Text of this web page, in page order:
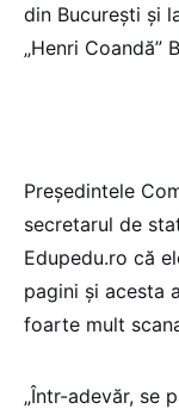
din București și
„Henri Coandă”
Președintele
secretarul de
Edupedu.ro că
pagini și acesta
foarte mult
„Într-adevăr, se